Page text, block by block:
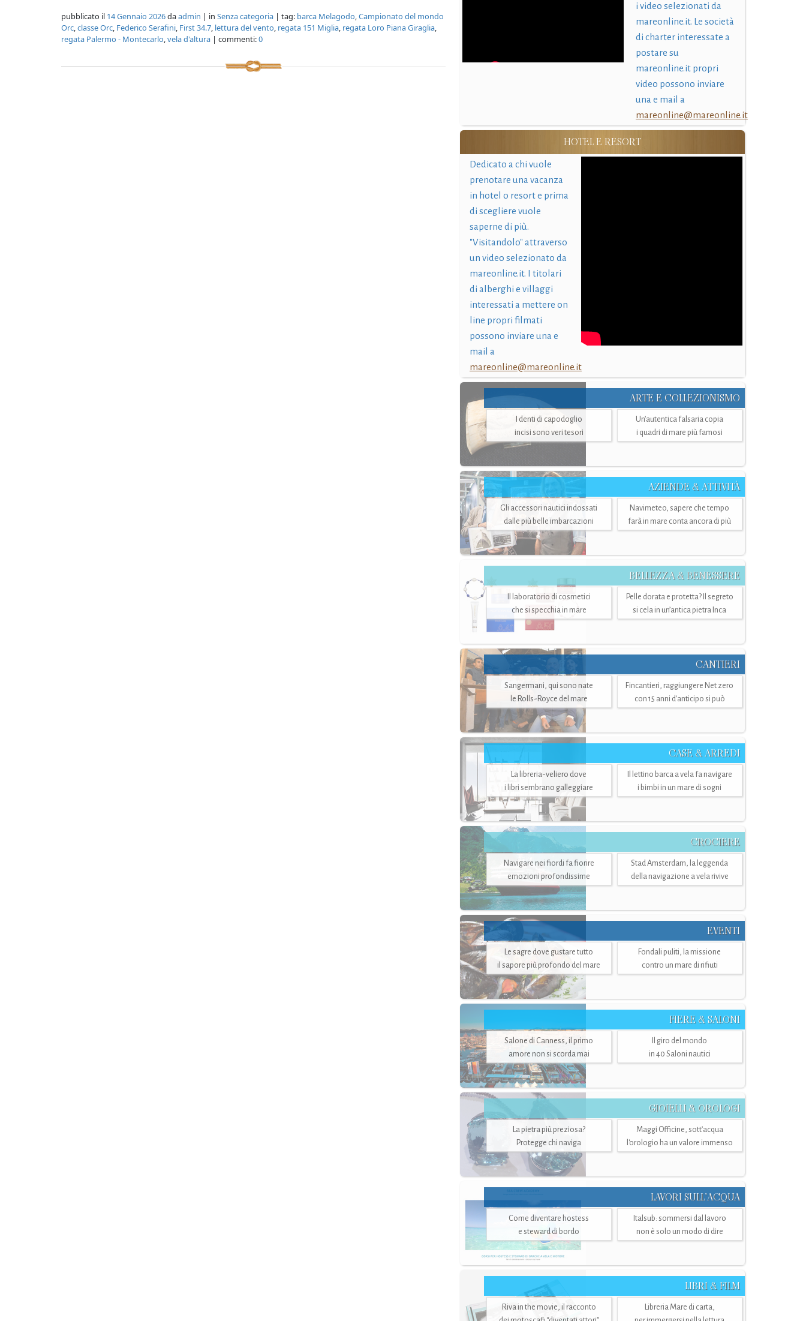
pubblicato il 14 Gennaio 2026daadmin | in Senza categoria | tag: barca Melagodo,Campionato del mondo
Orc,classe Orc, Federico Serafini, First 34.7, lettura del vento, regata 151 Miglia, regata Loro Piana Giraglia,
regata Palermo - Montecarlo,vela d'altura | commenti:0
i video selezionati da
mareonline.it. Le società
di charter interessate a
postare su
mareonline.it propri
video possono inviare
una e mail a
mareonline@mareonline.it
HOTEL E RESORT
Dedicato a chi vuole
prenotare una vacanza
in hotel o resort e prima
di scegliere vuole
saperne di più.
"Visitandolo" attraverso
un video selezionato da
mareonline.it. I titolari
di alberghi e villaggi
interessati a mettere on
line propri filmati
possono inviare una e
mail a
mareonline@mareonline.it
ARTE E COLLEZIONISMO
I denti di capodoglio
incisi sono veri tesori
Un’autentica falsaria copia
i quadri di mare più famosi
AZIENDE & ATTIVITÀ
Gli accessori nautici indossati
dalle più belle imbarcazioni
Navimeteo, sapere che tempo
farà in mare conta ancora di più
BELLEZZA & BENESSERE
Il laboratorio di cosmetici
che si specchia in mare
Pelle dorata e protetta? Il segreto
si cela in un’antica pietra Inca
CANTIERI
Sangermani, qui sono nate
le Rolls-Royce del mare
Fincantieri, raggiungere Net zero
con 15 anni d'anticipo si può
CASE & ARREDI
La libreria-veliero dove
i libri sembrano galleggiare
Il lettino barca a vela fa navigare
i bimbi in un mare di sogni
CROCIERE
Navigare nei fiordi fa fiorire
emozioni profondissime
Stad Amsterdam, la leggenda
della navigazione a vela rivive
EVENTI
Le sagre dove gustare tutto
il sapore più profondo del mare
Fondali puliti, la missione
contro un mare di rifiuti
FIERE & SALONI
Salone di Canness, il primo
amore non si scorda mai
Il giro del mondo
in 40 Saloni nautici
GIOIELLI & OROLOGI
La pietra più preziosa?
Protegge chi naviga
Maggi Officine, sott’acqua
l'orologio ha un valore immenso
LAVORI SULL’ACQUA
Come diventare hostess
e steward di bordo
Italsub: sommersi dal lavoro
non è solo un modo di dire
LIBRI & FILM
Riva in the movie, il racconto
Libreria Mare di carta,